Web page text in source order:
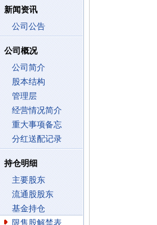
新闻资讯
公司公告
公司概况
公司简介
股本结构
管理层
经营情况简介
重大事项备忘
分红送配记录
持仓明细
主要股东
流通股股东
基金持仓
限售股解禁表